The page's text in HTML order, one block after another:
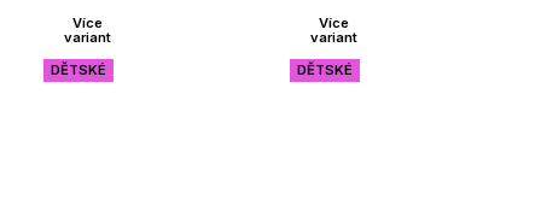
Více
variant
DĚTSKÉ
Více
variant
DĚTSKÉ